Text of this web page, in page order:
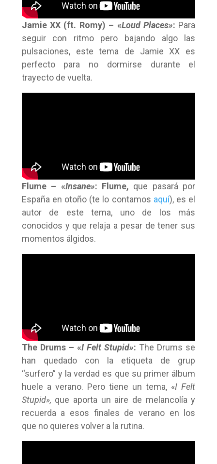
Jamie XX (ft. Romy) – «Loud Places»: Para
seguir con ritmo pero bajando algo las
pulsaciones, este tema de Jamie XX es
perfecto para no dormirse durante el
trayecto de vuelta.
Flume – «Insane»: Flume, que pasará por
España en otoño (te lo contamos aquí), es el
autor de este tema, uno de los más
conocidos y que relaja a pesar de tener sus
momentos álgidos.
The Drums – «I Felt Stupid»: The Drums se
han quedado con la etiqueta de grup
“surfero” y la verdad es que su primer álbum
huele a verano. Pero tiene un tema, «I Felt
Stupid», que aporta un aire de melancolía y
recuerda a esos finales de verano en los
que no quieres volver a la rutina.